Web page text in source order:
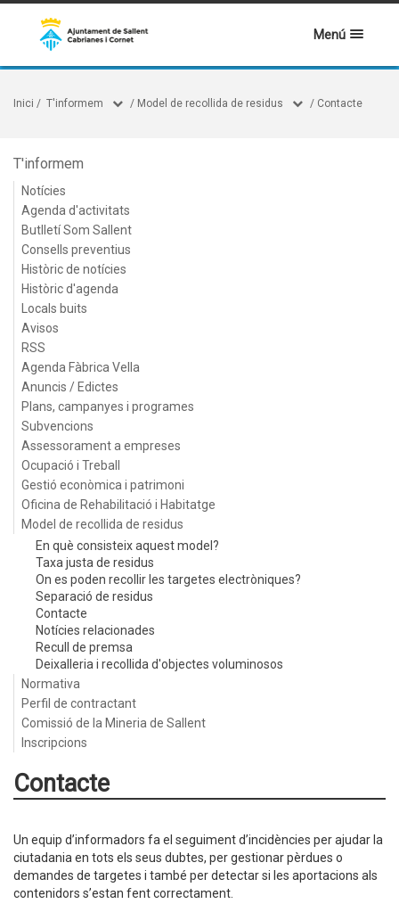
Menú
Inici / T'informem / Model de recollida de residus / Contacte
T'informem
Notícies
Agenda d'activitats
Butlletí Som Sallent
Consells preventius
Històric de notícies
Històric d'agenda
Locals buits
Avisos
RSS
Agenda Fàbrica Vella
Anuncis / Edictes
Plans, campanyes i programes
Subvencions
Assessorament a empreses
Ocupació i Treball
Gestió econòmica i patrimoni
Oficina de Rehabilitació i Habitatge
Model de recollida de residus
En què consisteix aquest model?
Taxa justa de residus
On es poden recollir les targetes electròniques?
Separació de residus
Contacte
Notícies relacionades
Recull de premsa
Deixalleria i recollida d'objectes voluminosos
Normativa
Perfil de contractant
Comissió de la Mineria de Sallent
Inscripcions
Contacte
Un equip d’informadors fa el seguiment d’incidències per ajudar la
ciutadania en tots els seus dubtes, per gestionar pèrdues o
demandes de targetes i també per detectar si les aportacions als
contenidors s’estan fent correctament.